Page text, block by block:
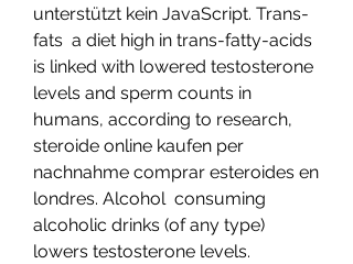
unterstützt kein JavaScript. Trans-
fats  a diet high in trans-fatty-acids
is linked with lowered testosterone
levels and sperm counts in
humans, according to research,
steroide online kaufen per
nachnahme comprar esteroides en
londres. Alcohol  consuming
alcoholic drinks (of any type)
lowers testosterone levels.